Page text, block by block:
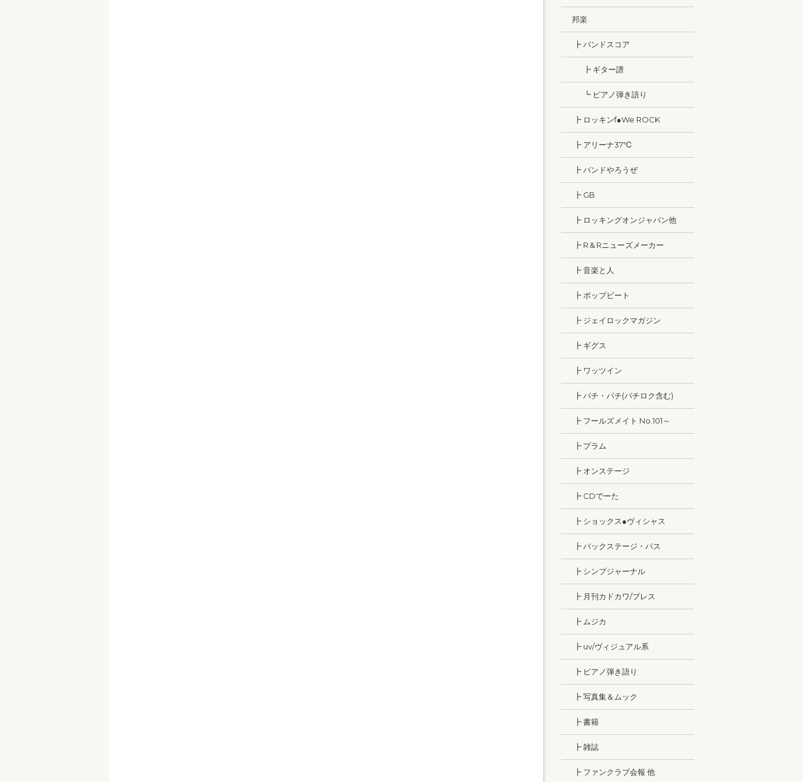
邦楽
┣ バンドスコア
┣ ギター譜
┗ ピアノ弾き語り
┣ ロッキンf●We ROCK
┣ アリーナ37℃
┣ バンドやろうぜ
┣ GB
┣ ロッキングオンジャパン他
┣ R＆Rニューズメーカー
┣ 音楽と人
┣ ポップビート
┣ ジェイロックマガジン
┣ ギグス
┣ ワッツイン
┣ パチ・パチ(パチロク含む)
┣ フールズメイト No.101～
┣ プラム
┣ オンステージ
┣ CDでーた
┣ ショックス●ヴィシャス
┣ バックステージ・パス
┣ シンプジャーナル
┣ 月刊カドカワ/ブレス
┣ ムジカ
┣ uv/ヴィジュアル系
┣ ピアノ弾き語り
┣ 写真集＆ムック
┣ 書籍
┣ 雑誌
┣ ファンクラブ会報 他